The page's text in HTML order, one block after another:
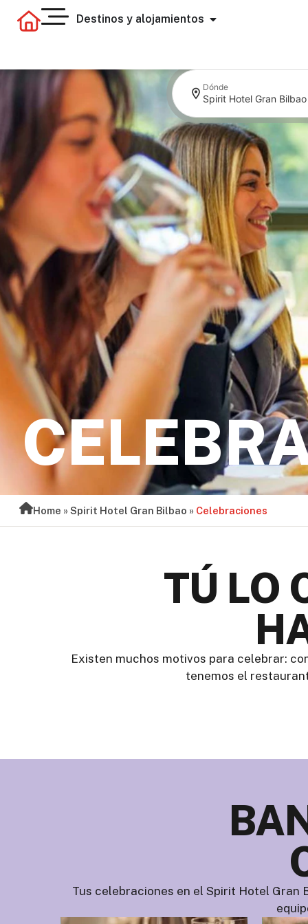
Destinos y alojamientos
Dónde
Spirit Hotel Gran Bilbao
Home »Spirit Hotel Gran Bilbao » Celebraciones
TÚ LO
Existen muchos motivos para celebrar:
tenemos el
Tus celebraciones en el Spirit Hotel Gran